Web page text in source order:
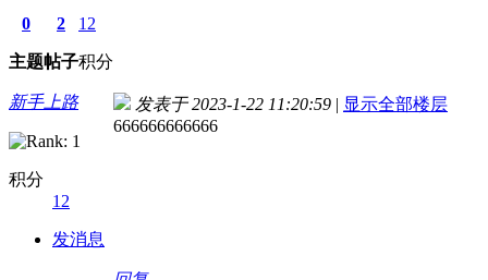
0
主题
2
帖子
12
积分
新手上路
积分
12
发消息
发表于 2023-1-22 11:20:59 | 显示全部楼层
666666666666